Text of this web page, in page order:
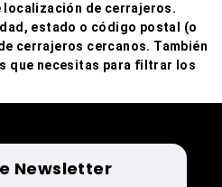
localización de cerrajeros.
estado o código postal (o
cerrajeros cercanos. También
que necesitas para filtrar los
Newsletter